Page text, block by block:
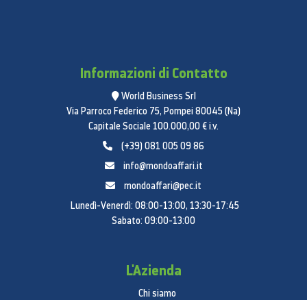
Informazioni di Contatto
World Business Srl
Via Parroco Federico 75, Pompei 80045 (Na)
Capitale Sociale 100.000,00 € i.v.
(+39) 081 005 09 86
info@mondoaffari.it
mondoaffari@pec.it
Lunedì-Venerdì: 08:00-13:00, 13:30-17:45
Sabato: 09:00-13:00
L'Azienda
Chi siamo